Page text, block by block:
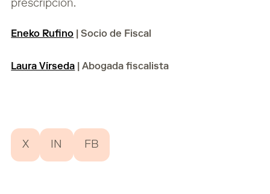
prescripción.
Eneko Rufino | Socio de Fiscal
Laura Vírseda | Abogada fiscalista
X IN FB